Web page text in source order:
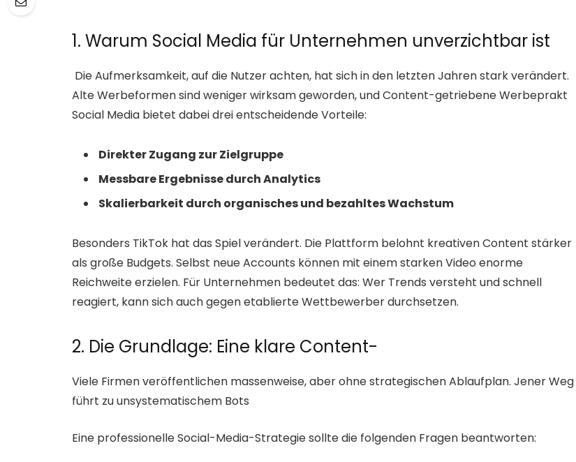
1. Warum Social Media für Unternehmen unverzichtbar ist
Die Aufmerksamkeit, auf die Nutzer achten, hat sich in den letzten Jahren stark verändert.
Alte Werbeformen sind weniger wirksam geworden, und Content-getriebene Werbeprakt
Social Media bietet dabei drei entscheidende Vorteile:
Direkter Zugang zur Zielgruppe
Messbare Ergebnisse durch Analytics
Skalierbarkeit durch organisches und bezahltes Wachstum
Besonders TikTok hat das Spiel verändert. Die Plattform belohnt kreativen Content stärker
als große Budgets. Selbst neue Accounts können mit einem starken Video enorme
Reichweite erzielen. Für Unternehmen bedeutet das: Wer Trends versteht und schnell
reagiert, kann sich auch gegen etablierte Wettbewerber durchsetzen.
2. Die Grundlage: Eine klare Content-
Viele Firmen veröffentlichen massenweise, aber ohne strategischen Ablaufplan. Jener Weg
führt zu unsystematischem Bots
Eine professionelle Social-Media-Strategie sollte die folgenden Fragen beantworten: